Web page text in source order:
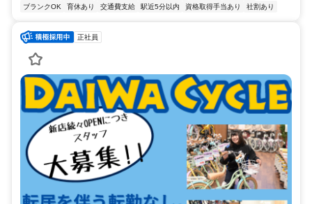
ブランクOK
育休あり 交通費支給 駅近5分以内 資格取得手当あり 社割あり
正社員